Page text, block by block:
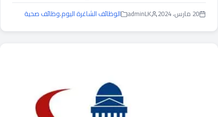
20 مارس، 2024 adminLK الوظائف الشاغرة اليوم،وظائف صحية